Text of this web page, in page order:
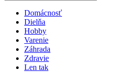
Domácnosť
Dielňa
Hobby
Varenie
Záhrada
Zdravie
Len tak